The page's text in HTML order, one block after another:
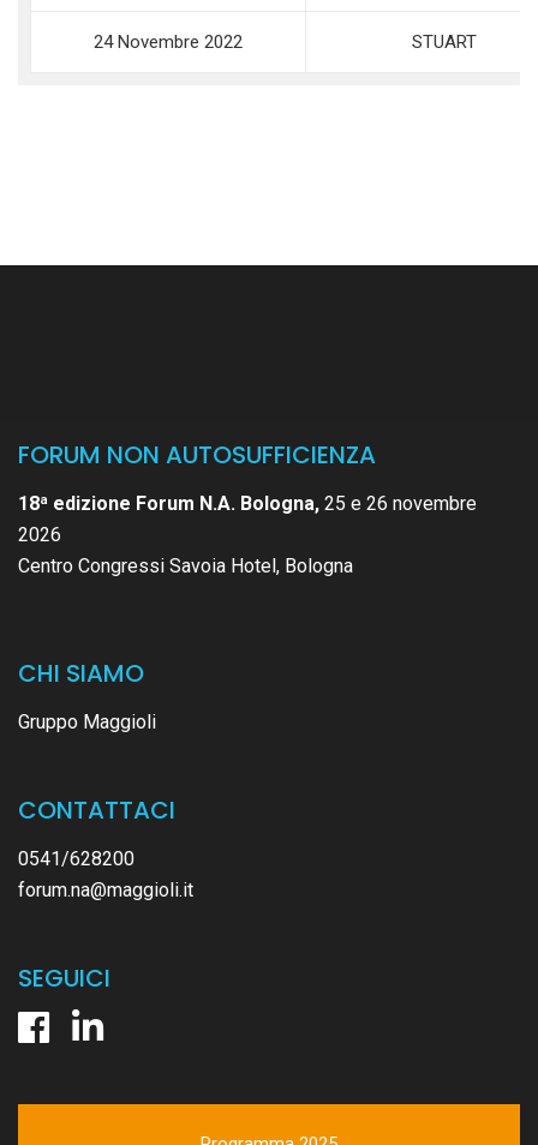
24 Novembre 2022 STUART
FORUM NON AUTOSUFFICIENZA
18ª edizione Forum N.A. Bologna, 25 e 26 novembre
2026
Centro Congressi Savoia Hotel, Bologna
CHI SIAMO
Gruppo Maggioli
CONTATTACI
0541/628200
forum.na@maggioli.it
SEGUICI